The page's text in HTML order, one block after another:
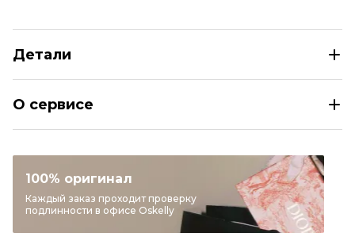
Детали
Категория
Бренд
SAINT LAURENT
Материал обуви
Замша
О сервисе
100% оригинал
Каждый заказ проходит проверку
подлинности в офисе Oskelly